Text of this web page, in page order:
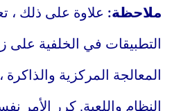
ملاحظة: علاوة على ذلك ،
التطبيقات في الخلفية على
المعالجة المركزية
النظام واللعبة. كرر الأمر